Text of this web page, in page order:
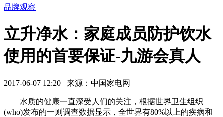
品牌观察
立升净水：家庭成员防护饮水
使用的首要保证-九游会真人
2017-06-07 12:20 来源：中国家电网
水质的健康一直深受人们的关注，根据世界卫生组织
(who)发布的一则调查数据显示，全世界有80%以上的疾病和